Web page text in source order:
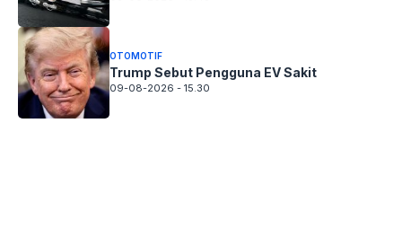
OTOMOTIF
Trump Sebut Pengguna EV Sakit
09-08-2026 - 15.30